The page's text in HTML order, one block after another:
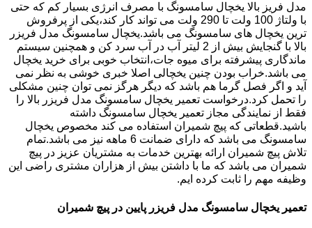
مدل فریز بالا یخچال سامسونگ با مصرف انرژی بسیار کم که حتی
با ولتاژ 100 ولت تا 290 ولت می تواند کار کند،یکی از پرفروش
ترین یخچال های سامسونگ می باشد.یخچال سامسونگ مدل فریزر
بالا با گنجایش بیش از 2 لیتر آب در آب سرد کن و همچنین سیستم
ماندگاری پیشرفته برای میوه جات،انتخاب خوبی برای خرید یخچال
می باشد.خراب بودن چنین یخچالی اصلا خبری خوشی به نظر نمی
آید و اگر فصل گرما هم باشد که دیگر هرگز نمی توان چنین مشکلی
را تحمل کرد.درخواست تعمیر یخچال سامسونگ مدل فریزر بالا را
فقط از نمایندگی مجاز تعمیر یخچال سامسونگ داشته
باشید.قطعاتی که پیچ شمیران استفاده می کند مخصوص یخچال
سامسونگ می باشد که دارای ضمانت 6 ماهه نیز می باشد.تمام
تلاش پیچ شمیران ارائه بهترین خدمات به مشتریان عزیز در پیچ
شمیران می باشد که ما با داشتن بیش از هزاران مشتری راضی این
وظیفه مهم را ثابت کرده ایم.
تعمیر یخچال سامسونگ مدل فریزر پایین در پیچ شمیران